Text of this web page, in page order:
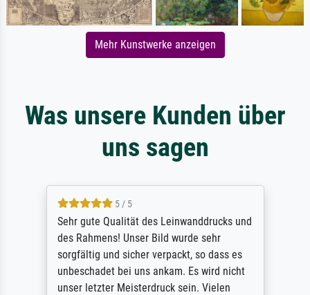
Mehr Kunstwerke anzeigen
Was unsere Kunden über
uns sagen
5 / 5
Sehr gute Qualität des Leinwanddrucks und
des Rahmens! Unser Bild wurde sehr
sorgfältig und sicher verpackt, so dass es
unbeschadet bei uns ankam. Es wird nicht
unser letzter Meisterdruck sein. Vielen